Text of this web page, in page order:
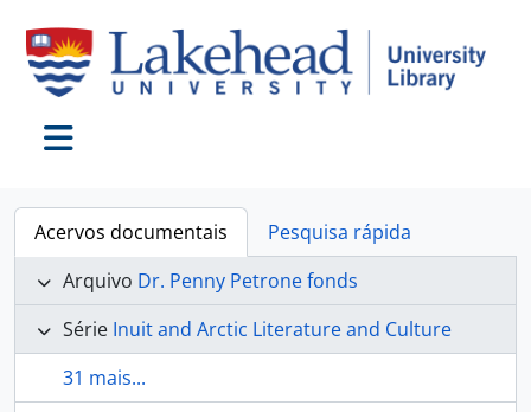
Acervos documentais
Pesquisa rápida
Arquivo Dr. Penny Petrone fonds
Série Inuit and Arctic Literature and Culture
31 mais...